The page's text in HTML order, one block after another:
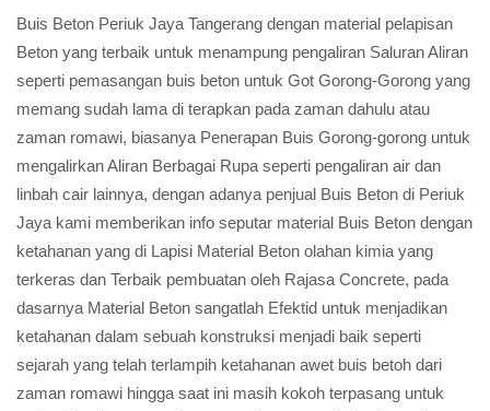
Buis Beton Periuk Jaya Tangerang dengan material pelapisan
Beton yang terbaik untuk menampung pengaliran Saluran Aliran
seperti pemasangan buis beton untuk Got Gorong-Gorong yang
memang sudah lama di terapkan pada zaman dahulu atau
zaman romawi, biasanya Penerapan Buis Gorong-gorong untuk
mengalirkan Aliran Berbagai Rupa seperti pengaliran air dan
linbah cair lainnya, dengan adanya penjual Buis Beton di Periuk
Jaya kami memberikan info seputar material Buis Beton dengan
ketahanan yang di Lapisi Material Beton olahan kimia yang
terkeras dan Terbaik pembuatan oleh Rajasa Concrete, pada
dasarnya Material Beton sangatlah Efektid untuk menjadikan
ketahanan dalam sebuah konstruksi menjadi baik seperti
sejarah yang telah terlampih ketahanan awet buis betoh dari
zaman romawi hingga saat ini masih kokoh terpasang untuk